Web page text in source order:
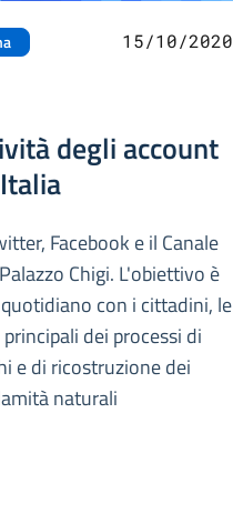
15/10/2020
degli account
Facebook e il Canale
Chigi. L'obiettivo è
con i cittadini, le
dei processi di
e di ricostruzione dei
naturali